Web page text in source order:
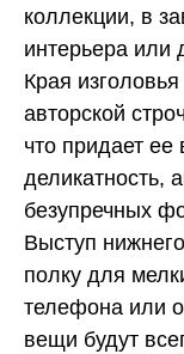
коллекции, в
интерьера или
Края
авторской
что придает
деликатность,
безупречных
Выступ
полку для
телефона или
вещи будут